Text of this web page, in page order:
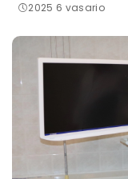
2025 6 vasario